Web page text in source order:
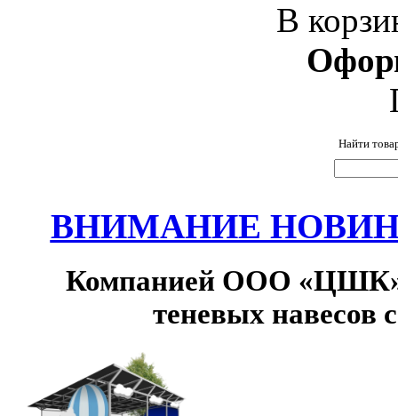
В
Найти
ВНИМАНИЕ
Компанией ООО «ЦШК»
теневых навесов